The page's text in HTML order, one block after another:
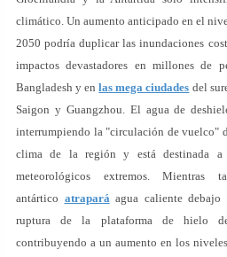
climático. Un aumento anticipado en el
2050 podría duplicar las inundaciones
impactos devastadores en millones de
Bangladesh y enlas mega ciudades del
Saigon y Guangzhou. El agua de
interrumpiendo la "circulación de vuelco"
clima de la región y está destinada a
meteorológicos extremos.
antártico atraparáagua caliente debajo
ruptura de la plataforma de hielo
contribuyendo a un aumento en los